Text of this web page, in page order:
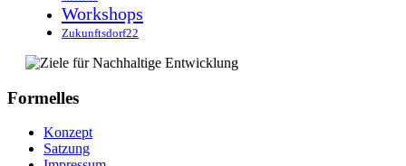
Workshops
Zukunftsdorf22
Formelles
Konzept
Satzung